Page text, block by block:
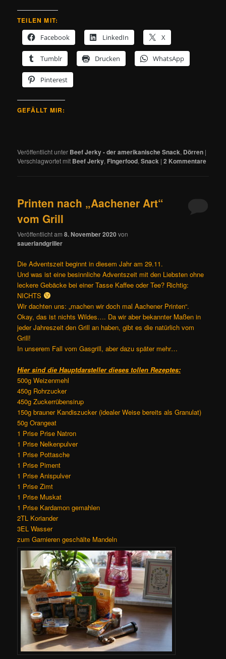
TEILEN MIT:
Facebook
LinkedIn X
Tumblr Drucken WhatsApp
Pinterest
GEFÄLLT MIR:
Veröffentlicht unter Beef Jerky - der amerikanische Snack, Dörren |
Verschlagwortet mit Beef Jerky, Fingerfood,Snack |2 Kommentare
Printen nach „Aachener Art“
vom Grill
Veröffentlicht am8. November 2020von
sauerlandgriller
Die Adventszeit beginnt in diesem Jahr am 29.11.
Und was ist eine besinnliche Adventszeit mit den Liebsten ohne
leckere Gebäcke bei einer Tasse Kaffee oder Tee? Richtig:
NICHTS
Wir dachten uns: „machen wir doch mal Aachener Printen“.
Okay, das ist nichts Wildes…. Da wir aber bekannter Maßen in
jeder Jahreszeit den Grill an haben, gibt es die natürlich vom
Grill!
In unserem Fall vom Gasgrill, aber dazu später mehr…
Hier sind die Hauptdarsteller dieses tollen Rezeptes:
500g Weizenmehl
450g Rohrzucker
450g Zuckerrübensirup
150g brauner Kandiszucker (idealer Weise bereits als Granulat)
50g Orangeat
1 Prise Prise Natron
1 Prise Nelkenpulver
1 Prise Pottasche
1 Prise Piment
1 Prise Anispulver
1 Prise Zimt
1 Prise Muskat
1 Prise Kardamon gemahlen
2TL Koriander
3EL Wasser
zum Garnieren geschälte Mandeln